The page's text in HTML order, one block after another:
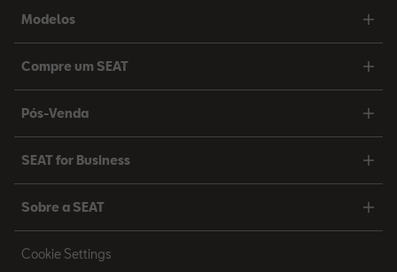
Modelos
Compre um SEAT
Pós-Venda
SEAT for Business
Sobre a SEAT
Cookie Settings